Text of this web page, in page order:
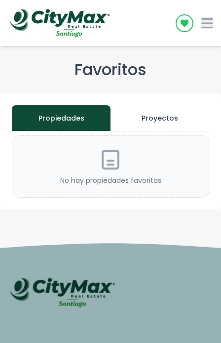
Icon
Favoritos
Propiedades Proyectos
No hay propiedades favoritas